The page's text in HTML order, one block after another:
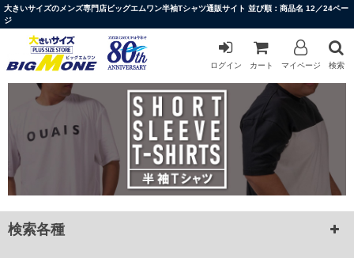
大きいサイズのメンズ専門店ビッグエムワン半袖Tシャツ通販サイト 並び順：商品名 12／24ペー
ジ
ログイン カート マイページ 検索
検索各種